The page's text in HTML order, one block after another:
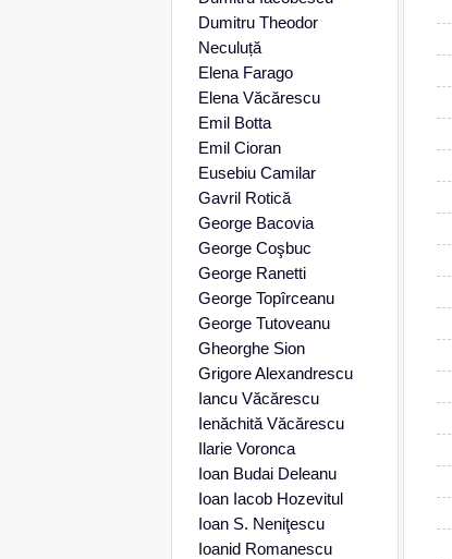
Dumitru Theodor
Neculuță
Elena Farago
Elena Văcărescu
Emil Botta
Emil Cioran
Eusebiu Camilar
Gavril Rotică
George Bacovia
George Coşbuc
George Ranetti
George Topîrceanu
George Tutoveanu
Gheorghe Sion
Grigore Alexandrescu
Iancu Văcărescu
Ienăchită Văcărescu
Ilarie Voronca
Ioan Budai Deleanu
Ioan Iacob Hozevitul
Ioan S. Neniţescu
Ioanid Romanescu